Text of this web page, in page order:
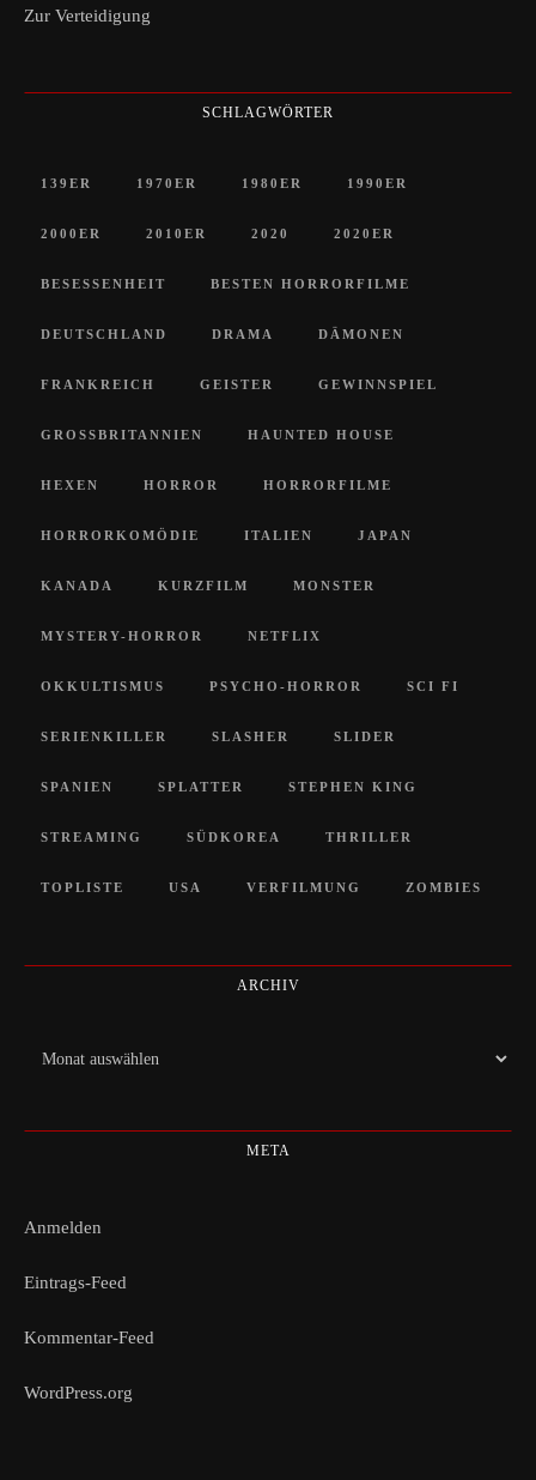
Zur Verteidigung
SCHLAGWÖRTER
139ER 1970ER 1980ER 1990ER
2000ER 2010ER 2020 2020ER
BESESSENHEIT BESTEN HORRORFILME
DEUTSCHLAND DRAMA DÄMONEN
FRANKREICH GEISTER GEWINNSPIEL
GROSSBRITANNIEN HAUNTED HOUSE
HEXEN HORROR HORRORFILME
HORRORKOMÖDIE ITALIEN JAPAN
KANADA KURZFILM MONSTER
MYSTERY-HORROR NETFLIX
OKKULTISMUS PSYCHO-HORROR SCI FI
SERIENKILLER SLASHER SLIDER
SPANIEN SPLATTER STEPHEN KING
STREAMING SÜDKOREA THRILLER
TOPLISTE USA VERFILMUNG ZOMBIES
ARCHIV
Archiv
META
Anmelden
Eintrags-Feed
Kommentar-Feed
WordPress.org